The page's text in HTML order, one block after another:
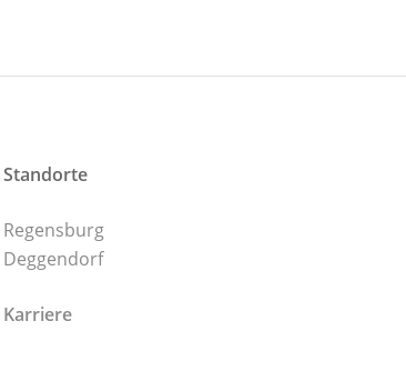
Standorte
Regensburg
Deggendorf
Karriere